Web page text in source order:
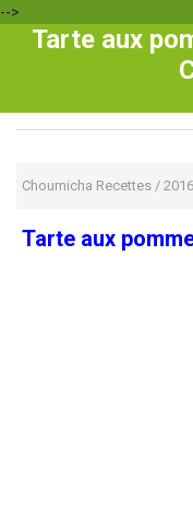
-->
Tarte aux
Choumicha Recettes / 2016
Tarte aux